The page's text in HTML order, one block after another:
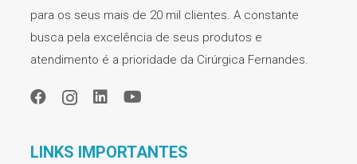
para os seus mais de 20 mil clientes. A constante
busca pela excelência de seus produtos e
atendimento é a prioridade da Cirúrgica Fernandes.
LINKS IMPORTANTES